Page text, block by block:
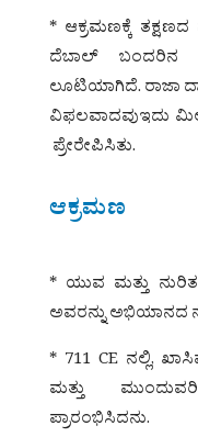
* ಆಕ್ರಮಣಕ್ಕೆ
ದೆಬಾಲ್ ಬಂದರಿನ
ಲೂಟಿಯಾಗಿದೆ. ರಾಜಾ
ವಿಫಲವಾದವುಇದು
ಪ್ರೇರೇಪಿಸಿತು.
ಆಕ್ರಮಣ
* ಯುವ ಮತ್ತು
ಅವರನ್ನು ಅಭಿಯಾನದ
* 711 CE ನಲ್ಲಿ,
ಮತ್ತು
ಪ್ರಾರಂಭಿಸಿದನು.